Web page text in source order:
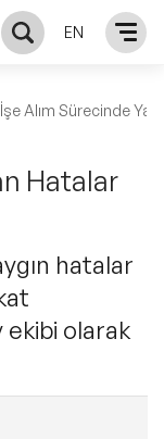
EN
İşe Alım Sürecinde
Hatalar
hatalar
ekibi olarak